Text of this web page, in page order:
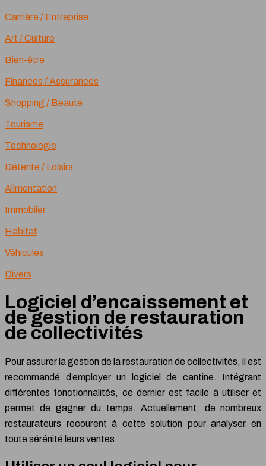
Carrière / Entreprise
Art / Culture
Bien-être
Finances / Assurances
Shopping / Beauté
Tourisme
Technologie
Détente / Loisirs
Alimentation
Immobiler
Habitat
Véhicules
Divers
Logiciel d’encaissement et
de gestion de restauration
de collectivités
Pour assurer la gestion de la restauration de collectivités, il est
recommandé d’employer un logiciel de cantine. Intégrant
différentes fonctionnalités, ce dernier est facile à utiliser et
permet de gagner du temps.Actuellement, de nombreux
restaurateurs recourent à cette solution pour analyser en
toute sérénité leurs ventes.